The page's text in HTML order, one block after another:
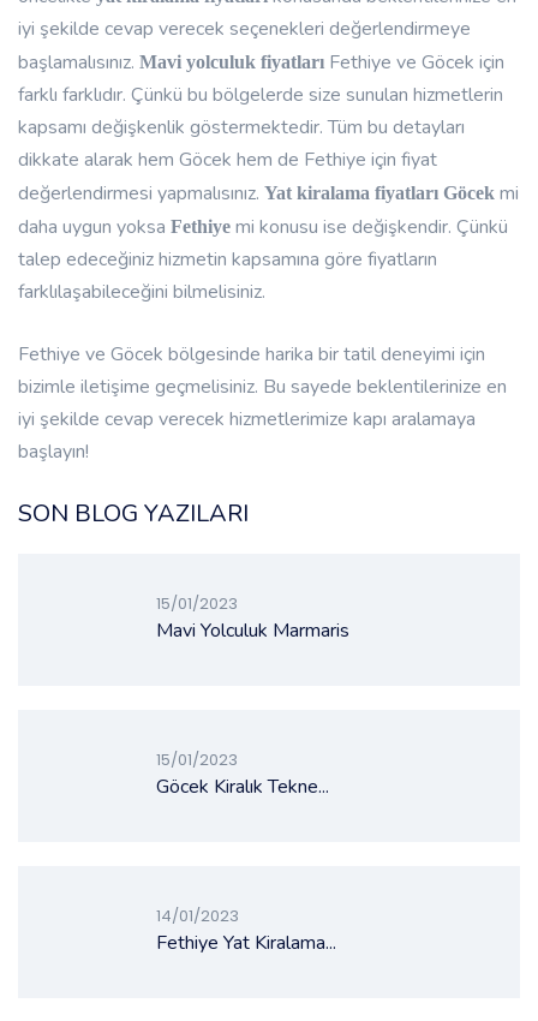
iyi şekilde cevap verecek seçenekleri değerlendirmeye
başlamalısınız. Mavi yolculuk fiyatları Fethiye ve Göcek için
farklı farklıdır. Çünkü bu bölgelerde size sunulan hizmetlerin
kapsamı değişkenlik göstermektedir. Tüm bu detayları
dikkate alarak hem Göcek hem de Fethiye için fiyat
değerlendirmesi yapmalısınız. Yat kiralama fiyatları Göcek mi
daha uygun yoksa Fethiye mi konusu ise değişkendir. Çünkü
talep edeceğiniz hizmetin kapsamına göre fiyatların
farklılaşabileceğini bilmelisiniz.
Fethiye ve Göcek bölgesinde harika bir tatil deneyimi için
bizimle iletişime geçmelisiniz. Bu sayede beklentilerinize en
iyi şekilde cevap verecek hizmetlerimize kapı aralamaya
başlayın!
SON BLOG YAZILARI
15/01/2023
Mavi Yolculuk Marmaris
15/01/2023
Göcek Kiralık Tekne...
14/01/2023
Fethiye Yat Kiralama...